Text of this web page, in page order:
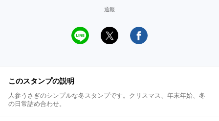
通報
このスタンプの説明
人参うさぎのシンプルな冬スタンプです。クリスマス、年末年始、冬
の日常詰め合わせ。